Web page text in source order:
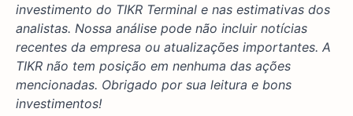
investimento do TIKR Terminal e nas estimativas dos
analistas. Nossa análise pode não incluir notícias
recentes da empresa ou atualizações importantes. A
TIKR não tem posição em nenhuma das ações
mencionadas. Obrigado por sua leitura e bons
investimentos!